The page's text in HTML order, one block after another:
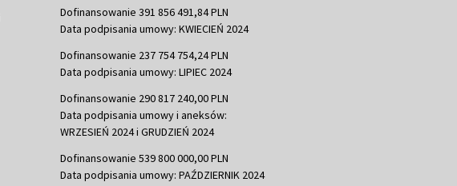
Dofinansowanie 391 856 491,84 PLN
Data podpisania umowy: KWIECIEŃ 2024
Dofinansowanie 237 754 754,24 PLN
Data podpisania umowy: LIPIEC 2024
Dofinansowanie 290 817 240,00 PLN
Data podpisania umowy i aneksów:
WRZESIEŃ 2024 i GRUDZIEŃ 2024
Dofinansowanie 539 800 000,00 PLN
Data podpisania umowy: PAŹDZIERNIK 2024